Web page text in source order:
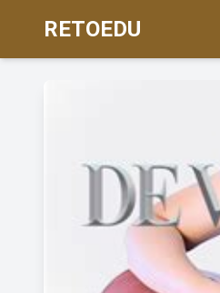
RETOEDU